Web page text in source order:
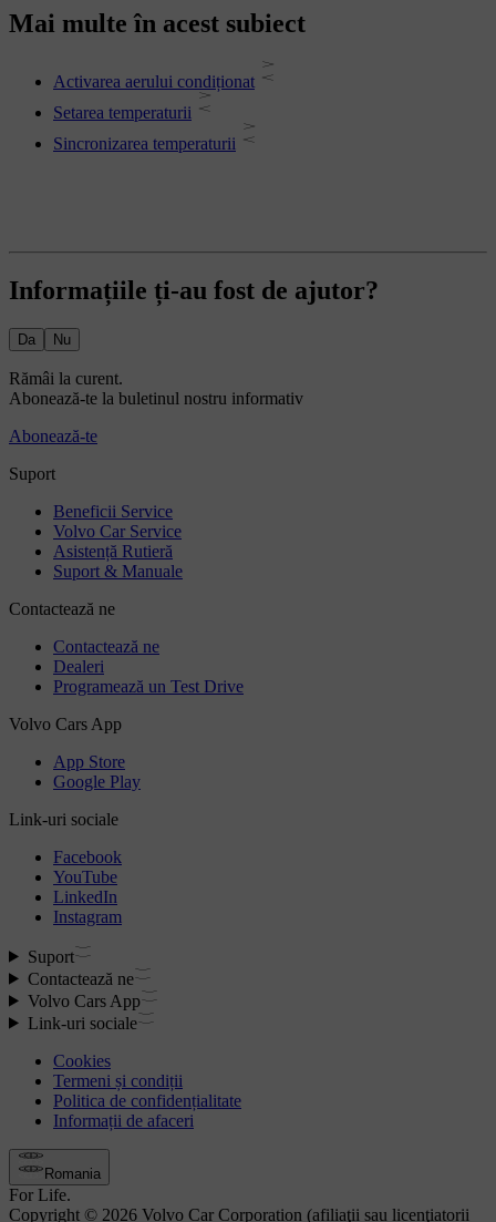
Mai multe în acest subiect
Activarea aerului condiționat
Setarea temperaturii
Sincronizarea temperaturii
Informațiile ți-au fost de ajutor?
Da Nu